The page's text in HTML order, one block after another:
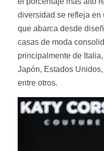
diversidad se refleja en
que abarca desde
casas de moda
principalmente de
Japón, Estados
entre otros.